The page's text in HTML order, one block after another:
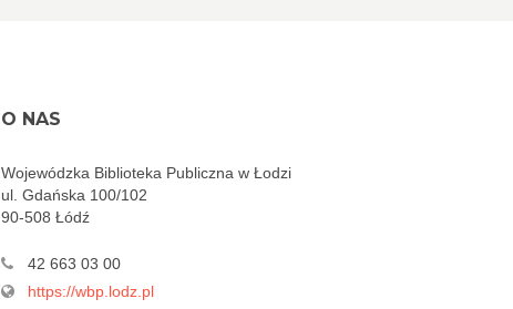
O NAS
Wojewódzka Biblioteka Publiczna w Łodzi
ul. Gdańska 100/102
90-508 Łódź
42 663 03 00
https://wbp.lodz.pl